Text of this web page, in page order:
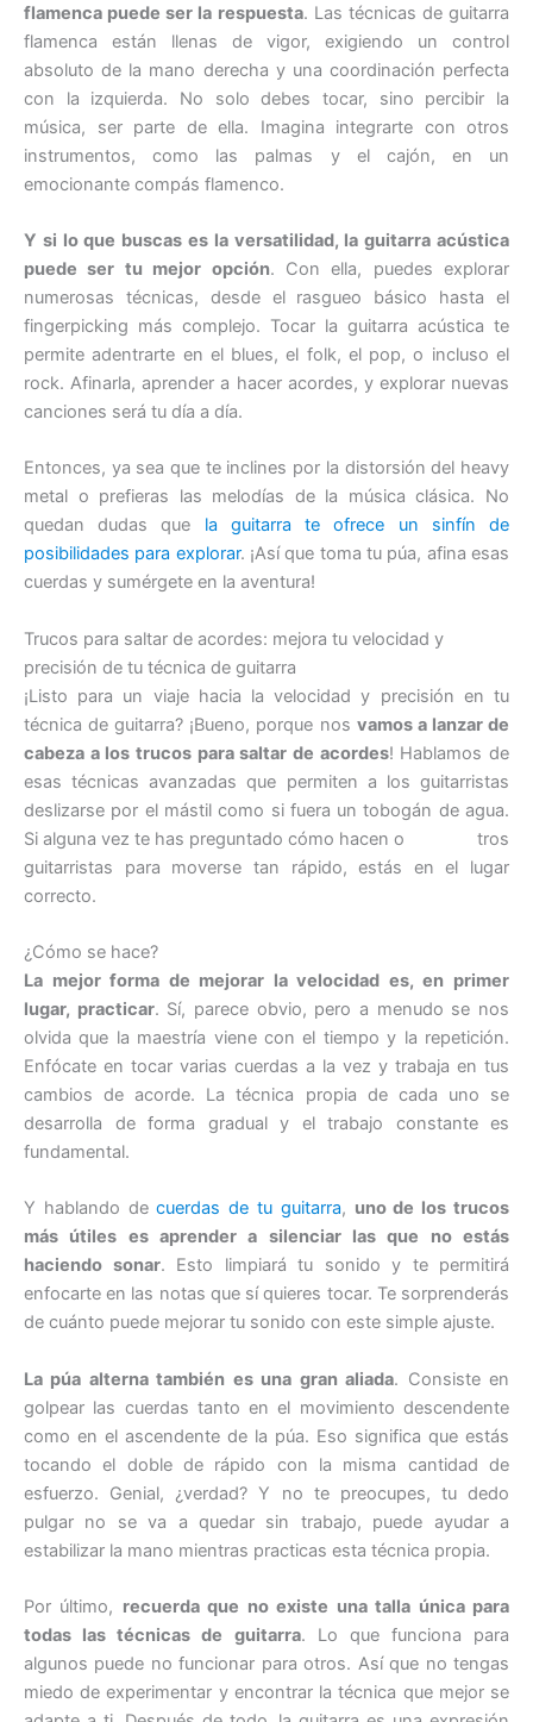
flamenca puede ser la respuesta. Las técnicas de guitarra
flamenca están llenas de vigor, exigiendo un control
absoluto de la mano derecha y una coordinación perfecta
con la izquierda. No solo debes tocar, sino percibir la
música, ser parte de ella. Imagina integrarte con otros
instrumentos, como las palmas y el cajón, en un
emocionante compás flamenco.
Y si lo que buscas es la versatilidad, la guitarra acústica
puede ser tu mejor opción. Con ella, puedes explorar
numerosas técnicas, desde el rasgueo básico hasta el
fingerpicking más complejo. Tocar la guitarra acústica te
permite adentrarte en el blues, el folk, el pop, o incluso el
rock. Afinarla, aprender a hacer acordes, y explorar nuevas
canciones será tu día a día.
Entonces, ya sea que te inclines por la distorsión del heavy
metal o prefieras las melodías de la música clásica. No
quedan dudas que la guitarra te ofrece un sinfín de
posibilidades para explorar. ¡Así que toma tu púa, afina esas
cuerdas y sumérgete en la aventura!
Trucos para saltar de acordes: mejora tu velocidad y
precisión de tu técnica de guitarra
¡Listo para un viaje hacia la velocidad y precisión en tu
técnica de guitarra? ¡Bueno, porque nos vamos a lanzar de
cabeza a los trucos para saltar de acordes! Hablamos de
esas técnicas avanzadas que permiten a los guitarristas
deslizarse por el mástil como si fuera un tobogán de agua.
Si alguna vez te has preguntado cómo hacen o tros
guitarristas para moverse tan rápido, estás en el lugar
correcto.
¿Cómo se hace?
La mejor forma de mejorar la velocidad es, en primer
lugar, practicar. Sí, parece obvio, pero a menudo se nos
olvida que la maestría viene con el tiempo y la repetición.
Enfócate en tocar varias cuerdas a la vez y trabaja en tus
cambios de acorde. La técnica propia de cada uno se
desarrolla de forma gradual y el trabajo constante es
fundamental.
Y hablando decuerdas de tu guitarra, uno de los trucos
más útiles es aprender a silenciar las que no estás
haciendo sonar. Esto limpiará tu sonido y te permitirá
enfocarte en las notas que sí quieres tocar. Te sorprenderás
de cuánto puede mejorar tu sonido con este simple ajuste.
La púa alterna también es una gran aliada. Consiste en
golpear las cuerdas tanto en el movimiento descendente
como en el ascendente de la púa. Eso significa que estás
tocando el doble de rápido con la misma cantidad de
esfuerzo. Genial, ¿verdad? Y no te preocupes, tu dedo
pulgar no se va a quedar sin trabajo, puede ayudar a
estabilizar la mano mientras practicas esta técnica propia.
Por último, recuerda que no existe una talla única para
todas las técnicas de guitarra. Lo que funciona para
algunos puede no funcionar para otros. Así que no tengas
miedo de experimentar y encontrar la técnica que mejor se